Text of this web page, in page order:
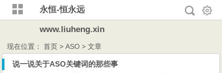
永恒-恒永远
www.liuheng.xin
现在位置：首页 > ASO > 文章
说一说关于ASO关键词的那些事